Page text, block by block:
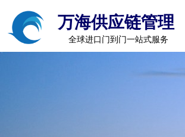
万海供应链管理
全球进口门到门一站式服务